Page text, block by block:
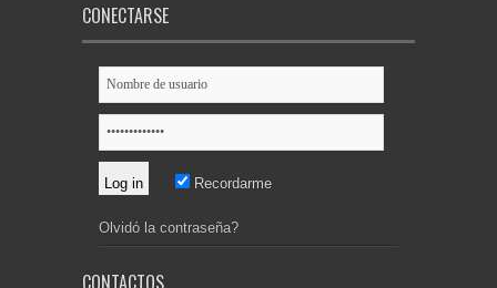
CONECTARSE
Recordarme
Olvidó la contraseña?
CONTACTOS